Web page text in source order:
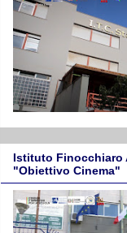
Istituto Finocchiaro
"Obiettivo Cinema"